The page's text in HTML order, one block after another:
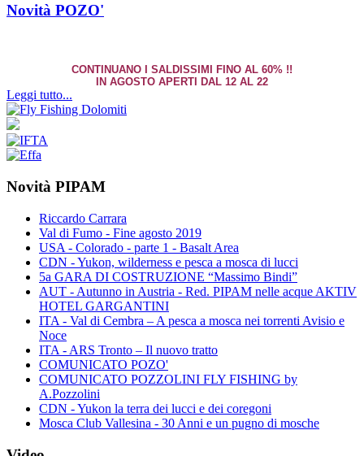
Novità POZO'
CONTINUANO I SALDISSIMI FINO AL 60% !!
IN AGOSTO APERTI DAL 12 AL 22
Leggi tutto...
Novità PIPAM
Riccardo Carrara
Val di Fumo - Fine agosto 2019
USA - Colorado - parte 1 - Basalt Area
CDN - Yukon, wilderness e pesca a mosca di lucci
5a GARA DI COSTRUZIONE “Massimo Bindi”
AUT - Autunno in Austria - Red. PIPAM nelle acque AKTIV
HOTEL GARGANTINI
ITA - Val di Cembra – A pesca a mosca nei torrenti Avisio e
Noce
ITA - ARS Tronto – Il nuovo tratto
COMUNICATO POZO'
COMUNICATO POZZOLINI FLY FISHING by
A.Pozzolini
CDN - Yukon la terra dei lucci e dei coregoni
Mosca Club Vallesina - 30 Anni e un pugno di mosche